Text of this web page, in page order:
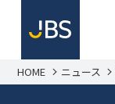
HOME ニュース